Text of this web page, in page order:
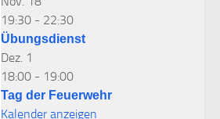
19:30 - 22:30
Übungsdienst
Dez. 1
18:00 - 19:00
Tag der Feuerwehr
Kalender anzeigen